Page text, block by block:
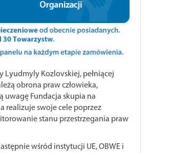
Lyudmyly Kozlovskiej, pełniącej
obrona praw człowieka,
uwagę Fundacja skupia na
realizuje swoje cele poprzez
stanu przestrzegania praw
wśród instytucji UE, OBWE i